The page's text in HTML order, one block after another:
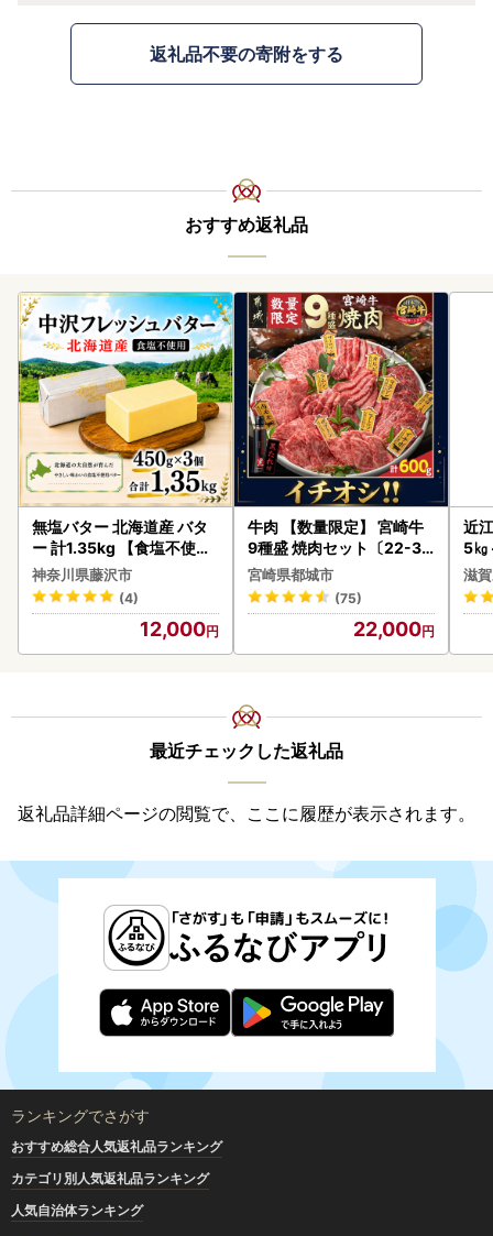
返礼品不要の寄附をする
おすすめ返礼品
無塩バター 北海道産 バタ
ー 計1.35kg 【食塩不使用
】
神奈川県藤沢市
(4)
12,000
牛肉 【数量限定】 宮崎牛
9種盛 焼肉セット〔22-31
-006-600g〕都城 イチオ
シ!! 牛肉
宮崎県都城市
(75)
22,000
近
5㎏
菜
滋
最近チェックした返礼品
返礼品詳細ページの閲覧で、ここに履歴が表示されます。
ランキングでさがす
おすすめ総合人気返礼品ランキング
カテゴリ別人気返礼品ランキング
人気自治体ランキング